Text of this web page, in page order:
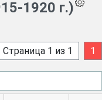
1920 г.)
Страница 1 из 1 1